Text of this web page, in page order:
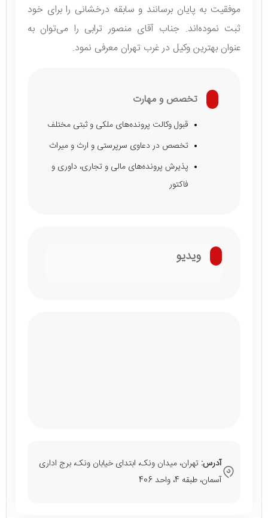
موفقیت به پایان برسانند و سابقه درخشانی را برای خود
ثبت نموده‌اند. جناب آقای منصور ترابی را می‌توان به
عنوان بهترین وکیل در غرب تهران معرفی نمود.
تخصص و مهارت
قبول وکالت پرونده‌های ملکی و ثبتی مختلف
تخصص در دعاوی سرپرستی و ارث و میراث
پذیرش پرونده‌های مالی و تجاری، داوری و
فاکتور
ویدیو
آدرس: تهران، میدان ونک، ابتدای خیابان ونک، برج اداری
آسمان، طبقه 4، واحد 406